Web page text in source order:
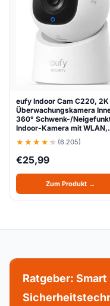
eufy Indoor Cam C220, 2K
Überwachungskamera
360° Schwenk-/
Indoor-Kamera mit
(6.205)
€25,99
Zum Produkt →
Ratgeber: Smart